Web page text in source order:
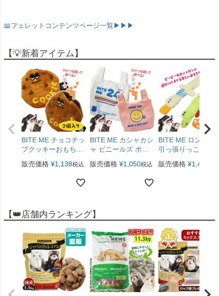
📖フェレットコンテンツページ一覧▶▶▶
【💡新着アイテム】
BITE ME チョコチッ
プクッキーおもちゃ
2個セット
【メール便可】
販売価格 ¥1,138税込
BITE ME カシャカシ
ャ ビニールズ ポケ
ットおもちゃ
【メール便可】
販売価格 ¥1,050税込
BITE ME ロンロン
引っ張りっこ おも
ゃ
販売価格 ¥1,490
【👑店舗内ランキング】